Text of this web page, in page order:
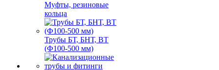
Муфты, резиновые
кольца
Трубы БТ, БНТ, ВТ
(Ф100-500 мм)